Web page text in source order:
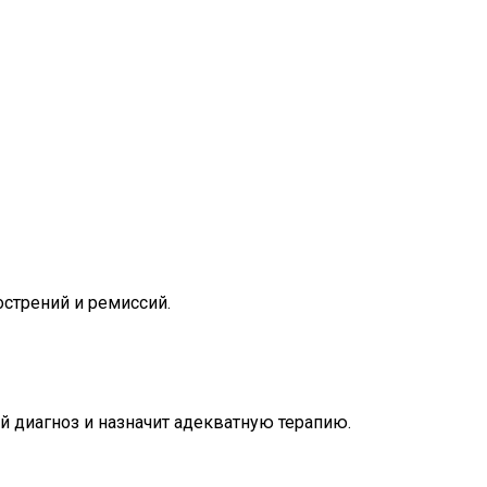
и ремиссий.
диагноз и назначит адекватную терапию.